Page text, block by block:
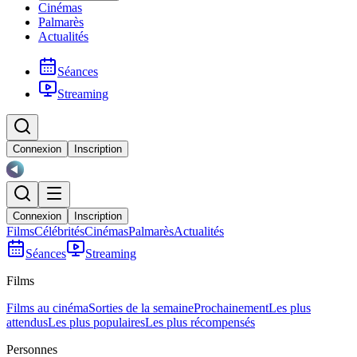
Cinémas
Palmarès
Actualités
Séances
Streaming
Connexion Inscription
Connexion Inscription
FilmsCélébritésCinémasPalmarèsActualités
Séances
Streaming
Films
Films au cinémaSorties de la semaineProchainementLes plus
attendusLes plus populairesLes plus récompensés
Personnes